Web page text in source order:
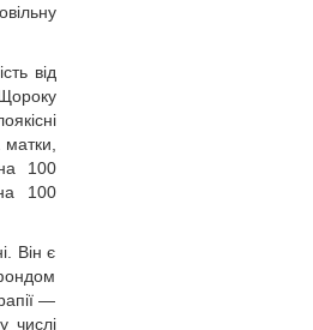
від
100
100
Він є
—
числі